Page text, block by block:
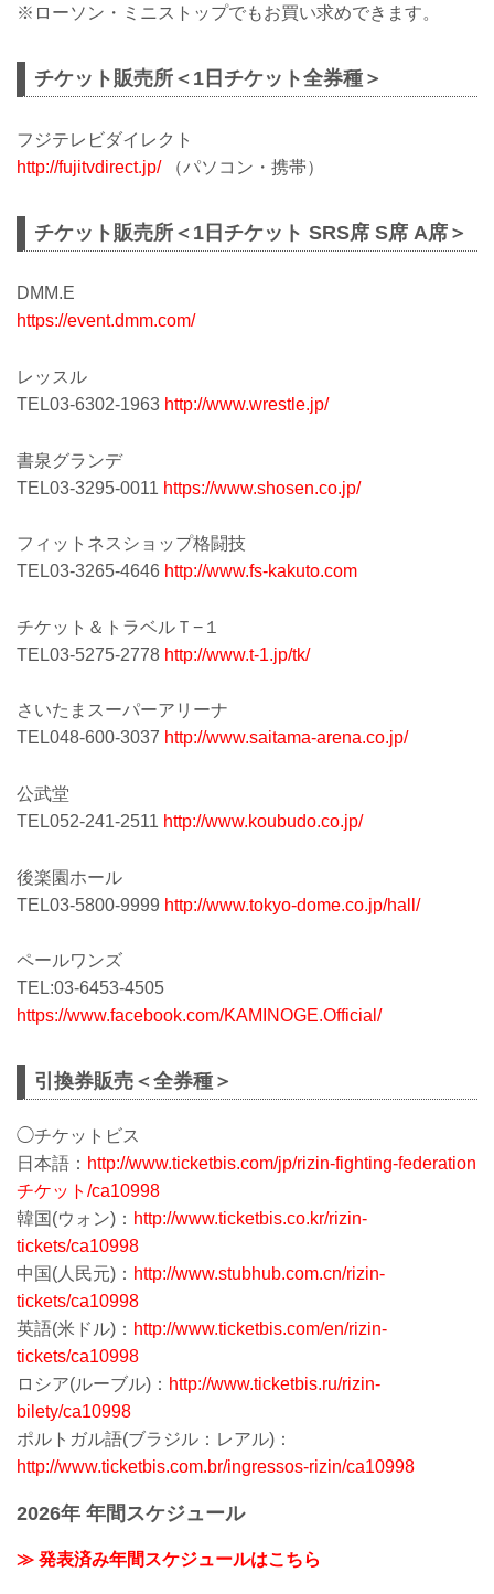
※ローソン・ミニストップでもお買い求めできます。
チケット販売所＜1日チケット全券種＞
フジテレビダイレクト
http://fujitvdirect.jp/（パソコン・携帯）
チケット販売所＜1日チケット SRS席 S席 A席＞
DMM.E
https://event.dmm.com/
レッスル
TEL03-6302-1963 http://www.wrestle.jp/
書泉グランデ
TEL03-3295-0011 https://www.shosen.co.jp/
フィットネスショップ格闘技
TEL03-3265-4646 http://www.fs-kakuto.com
チケット＆トラベルＴ−１
TEL03-5275-2778 http://www.t-1.jp/tk/
さいたまスーパーアリーナ
TEL048-600-3037 http://www.saitama-arena.co.jp/
公武堂
TEL052-241-2511 http://www.koubudo.co.jp/
後楽園ホール
TEL03-5800-9999 http://www.tokyo-dome.co.jp/hall/
ペールワンズ
TEL:03-6453-4505
https://www.facebook.com/KAMINOGE.Official/
引換券販売＜全券種＞
◯チケットビス
日本語： http://www.ticketbis.com/jp/rizin-fighting-federation
チケット/ca10998
韓国(ウォン)： http://www.ticketbis.co.kr/rizin-
tickets/ca10998
中国(人民元)： http://www.stubhub.com.cn/rizin-
tickets/ca10998
英語(米ドル)： http://www.ticketbis.com/en/rizin-
tickets/ca10998
ロシア(ルーブル)： http://www.ticketbis.ru/rizin-
bilety/ca10998
ポルトガル語(ブラジル：レアル)：
http://www.ticketbis.com.br/ingressos-rizin/ca10998
2026年 年間スケジュール
≫ 発表済み年間スケジュールはこちら